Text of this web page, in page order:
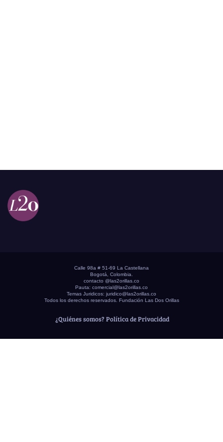
Calle 98a # 51-69 La Castellana
Bogotá, Colombia.
contacto @las2orillas.co
Pauta: comercial@las2orillas.co
Temas Juridicos: juridico@las2orillas.co
Todos los derechos reservados. Fundación Las Dos Orillas
¿Quiénes somos? Política de Privacidad